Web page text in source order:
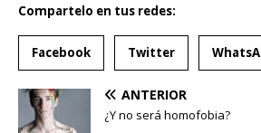
Compartelo en tus redes:
Facebook Twitter
ANTERIOR
¿Y no será homofobia?